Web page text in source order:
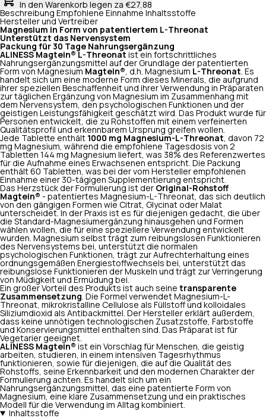
In den Warenkorb legen za €27,88
Beschreibung Empfohlene Einnahme Inhaltsstoffe
Hersteller und Vertreiber
Magnesium in Form von patentiertem L-Threonat
Unterstützt das Nervensystem
Packung für 30 Tage Nahrungsergänzung
ALINESS Magtein® L-Threonat ist ein fortschrittliches
Nahrungsergänzungsmittel auf der Grundlage der patentierten
Form von Magnesium Magtein® , d.h. Magnesium L-Threonat . Es
handelt sich um eine moderne Form dieses Minerals, die aufgrund
ihrer speziellen Beschaffenheit und ihrer Verwendung in Präparaten
zur täglichen Ergänzung von Magnesium im Zusammenhang mit
dem Nervensystem, den psychologischen Funktionen und der
geistigen Leistungsfähigkeit geschätzt wird. Das Produkt wurde für
Personen entwickelt, die zu Rohstoffen mit einem verfeinerten
Qualitätsprofil und erkennbarem Ursprung greifen wollen.
Jede Tablette enthält 1000 mg Magnesium-L-Threonat , davon 72
mg Magnesium, während die empfohlene Tagesdosis von 2
Tabletten 144 mg Magnesium liefert, was 38% des Referenzwertes
für die Aufnahme eines Erwachsenen entspricht. Die Packung
enthält 60 Tabletten, was bei der vom Hersteller empfohlenen
Einnahme einer 30-tägigen Supplementierung entspricht.
Das Herzstück der Formulierung ist der Original-Rohstoff
Magtein® - patentiertes Magnesium-L-Threonat, das sich deutlich
von den gängigen Formen wie Citrat, Glycinat oder Malat
unterscheidet. In der Praxis ist es für diejenigen gedacht, die über
die Standard-Magnesiumergänzung hinausgehen und Formen
wählen wollen, die für eine speziellere Verwendung entwickelt
wurden. Magnesium selbst trägt zum reibungslosen Funktionieren
des Nervensystems bei, unterstützt die normalen
psychologischen Funktionen, trägt zur Aufrechterhaltung eines
ordnungsgemäßen Energiestoffwechsels bei, unterstützt das
reibungslose Funktionieren der Muskeln und trägt zur Verringerung
von Müdigkeit und Ermüdung bei.
Ein großer Vorteil des Produkts ist auch seine transparente
Zusammensetzung . Die Formel verwendet Magnesium-L-
Threonat, mikrokristalline Cellulose als Füllstoff und kolloidales
Siliziumdioxid als Antibackmittel. Der Hersteller erklärt außerdem,
dass keine unnötigen technologischen Zusatzstoffe, Farbstoffe
und Konservierungsmittel enthalten sind. Das Präparat ist für
Vegetarier geeignet.
ALINESS Magtein® ist ein Vorschlag für Menschen, die geistig
arbeiten, studieren, in einem intensiven Tagesrhythmus
funktionieren, sowie für diejenigen, die auf die Qualität des
Rohstoffs, seine Erkennbarkeit und den modernen Charakter der
Formulierung achten. Es handelt sich um ein
Nahrungsergänzungsmittel, das eine patentierte Form von
Magnesium, eine klare Zusammensetzung und ein praktisches
Modell für die Verwendung im Alltag kombiniert.
Inhaltsstoffe